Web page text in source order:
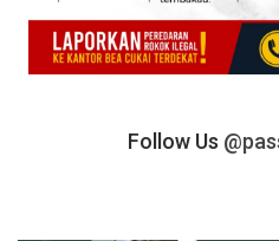
Follow Us